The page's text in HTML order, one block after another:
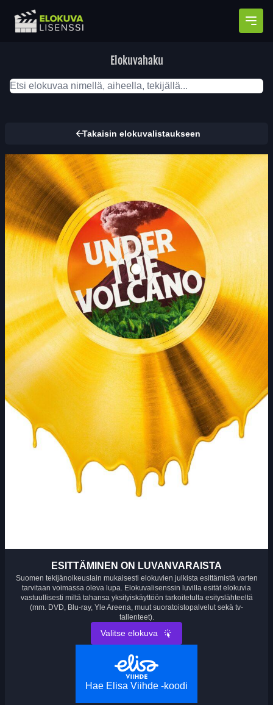
Elokuvahaku
Takaisin elokuvalistaukseen
ESITTÄMINEN ON LUVANVARAISTA
Suomen tekijänoikeuslain mukaisesti elokuvien julkista esittämistä varten
tarvitaan voimassa oleva lupa. Elokuvalisenssin luvilla esität elokuvia
vastuullisesti miltä tahansa yksityiskäyttöön tarkoitetulta esityslähteeltä
(mm. DVD, Blu-ray, Yle Areena, muut suoratoistopalvelut sekä tv-
tallenteet).
Valitse elokuva
Hae Elisa Viihde -koodi